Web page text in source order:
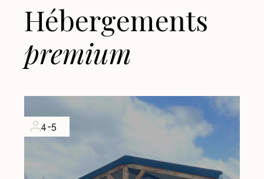
Hébergements
premium
4-5